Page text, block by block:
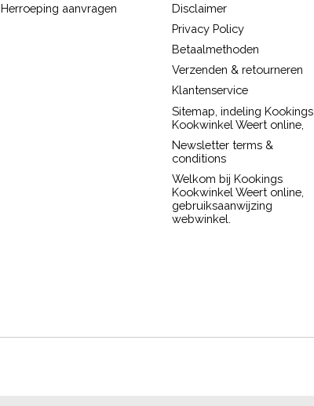
Herroeping aanvragen
Disclaimer
Privacy Policy
Betaalmethoden
Verzenden & retourneren
Klantenservice
Sitemap, indeling Kookings
Kookwinkel Weert online,
Newsletter terms &
conditions
Welkom bij Kookings
Kookwinkel Weert online,
gebruiksaanwijzing
webwinkel.